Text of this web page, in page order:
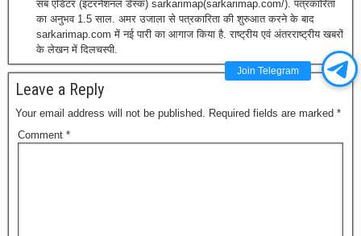
Join Telegram
सब एडिटर (इंटरनेशनल डेस्क) sarkarimap(sarkarimap.com/). पत्रकारिता
का अनुभव 1.5 साल. अमर उजाला से पत्रकारिता की शुरुआत करने के बाद
sarkarimap.com में नई पारी का आगाज किया है. राष्ट्रीय एवं अंतरराष्ट्रीय खबरों
के लेखन में दिलचस्पी.
Leave a Reply
Your email address will not be published. Required fields are marked *
Comment *